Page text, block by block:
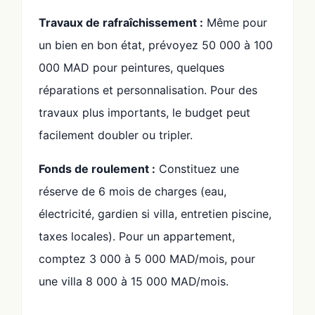
Travaux de rafraîchissement : Même pour
un bien en bon état, prévoyez 50 000 à 100
000 MAD pour peintures, quelques
réparations et personnalisation. Pour des
travaux plus importants, le budget peut
facilement doubler ou tripler.
Fonds de roulement : Constituez une
réserve de 6 mois de charges (eau,
électricité, gardien si villa, entretien piscine,
taxes locales). Pour un appartement,
comptez 3 000 à 5 000 MAD/mois, pour
une villa 8 000 à 15 000 MAD/mois.